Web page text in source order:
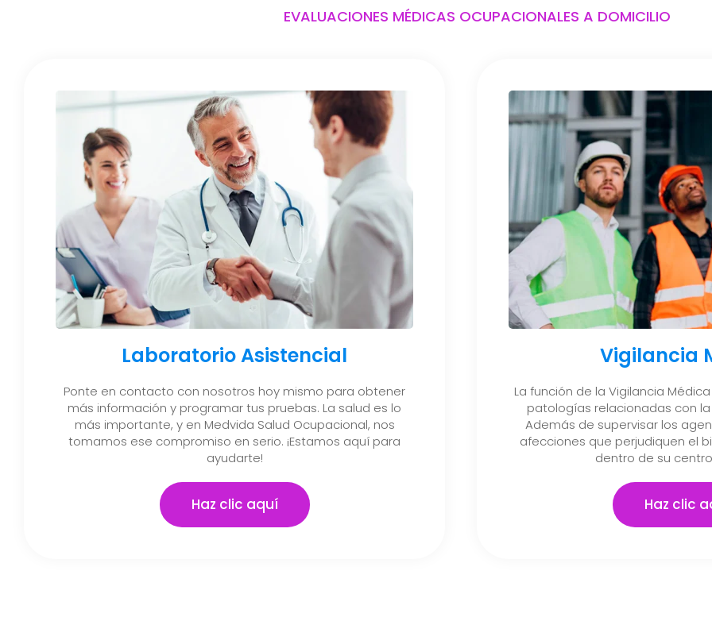
EVALUACIONES MÉDICAS OCUPACIONALES A DOMICILIO
Laboratorio Asistencial
Ponte en contacto con nosotros hoy mismo para obtener
más información y programar tus pruebas. La salud es lo
más importante, y en Medvida Salud Ocupacional, nos
tomamos ese compromiso en serio. ¡Estamos aquí para
ayudarte!
Haz clic aquí
Vigilancia
La función de la Vigilancia
patologías relacionadas con
Además de supervisar los
afecciones que perjudiquen el
dentro de su
Haz clic